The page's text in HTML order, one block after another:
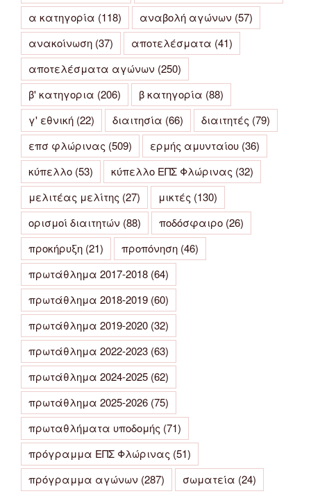
α κατηγορία (118) αναβολή αγώνων (57)
ανακοίνωση (37) αποτελέσματα (41)
αποτελέσματα αγώνων (250)
β' κατηγορια (206) β κατηγορία (88)
γ' εθνική (22) διαιτησία (66) διαιτητές (79)
επσ φλώρινας (509) ερμής αμυνταίου (36)
κύπελλο (53) κύπελλο ΕΠΣ Φλώρινας (32)
μελιτέας μελίτης (27) μικτές (130)
ορισμοί διαιτητών (88) ποδόσφαιρο (26)
προκήρυξη (21) προπόνηση (46)
πρωτάθλημα 2017-2018 (64)
πρωτάθλημα 2018-2019 (60)
πρωτάθλημα 2019-2020 (32)
πρωτάθλημα 2022-2023 (63)
πρωτάθλημα 2024-2025 (62)
πρωτάθλημα 2025-2026 (75)
πρωταθλήματα υποδομής (71)
πρόγραμμα ΕΠΣ Φλώρινας (51)
πρόγραμμα αγώνων (287) σωματεία (24)